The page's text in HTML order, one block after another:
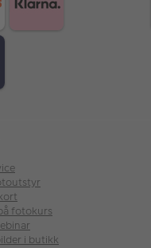
fotokurs
i butikk